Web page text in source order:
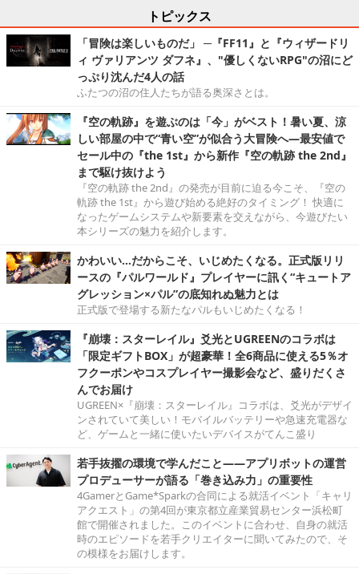
トピックス
「冒険は楽しいものだ」 ─『FF11』と『ウィザードリ
ィ ヴァリアンツ ダフネ』、"優しくないRPG"の沼にど
っぷり沈んだ4人の話
ふたつの沼の住人たちが語る奥深さとは。
『空の軌跡』を遊ぶのは「今」がベスト！暑い夏、涼
しい部屋の中で“青い空”が似合う大冒険へ―最安値で
セール中の『the 1st』から新作『空の軌跡 the 2nd』
まで駆け抜けよう
『空の軌跡 the 2nd』の発売が目前に迫る今こそ、『空の
軌跡 the 1st』から遊び始める絶好のタイミング！ 快適に
なったゲームシステムや新要素を交えながら、今遊びたい
本シリーズの魅力を紹介します。
かわいい…だからこそ、いじめたくなる。正式版リリ
ースの『パルワールド』プレイヤーに訊く“キュートア
グレッション×パル”の底知れぬ魅力とは
正式版で登場する新たなパルもいじめたくなる！
『崩壊：スターレイル』爻光とUGREENのコラボは
「限定ギフトBOX」が超豪華！全6商品に使える5％オ
フクーポンやコスプレイヤー撮影会など、盛りだくさ
んでお届け
UGREEN×『崩壊：スターレイル』コラボは、爻光がデザイ
ンされていて美しい！モバイルバッテリーや急速充電器な
ど、ゲームと一緒に使いたいデバイスがてんこ盛り
若手抜擢の環境で学んだこと――アプリボットの運営
プロデューサーが語る「巻き込み力」の重要性
4GamerとGame*Sparkの合同による就活イベント「キャリ
アクエスト」の第4回が東京都立産業貿易センター浜松町
館で開催されました。このイベントに合わせ、自身の就活
時のエピソードを若手クリエイターに聞いてみたので、そ
の模様をお届けします。